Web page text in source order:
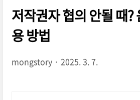
저작권자 협의 안될 때?
용 방법
mongstory 2025. 3. 7.